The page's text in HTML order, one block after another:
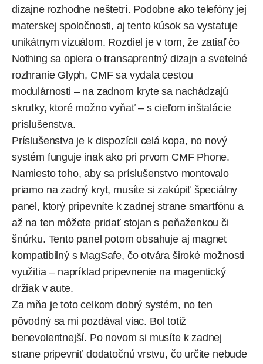
dizajne rozhodne neštetrí. Podobne ako telefóny jej
materskej spoločnosti, aj tento kúsok sa vystatuje
unikátnym vizuálom. Rozdiel je v tom, že zatiaľ čo
Nothing sa opiera o transaprentný dizajn a svetelné
rozhranie Glyph, CMF sa vydala cestou
modulárnosti – na zadnom kryte sa nachádzajú
skrutky, ktoré možno vyňať – s cieľom inštalácie
príslušenstva.
Príslušenstva je k dispozícii celá kopa, no nový
systém funguje inak ako pri prvom CMF Phone.
Namiesto toho, aby sa príslušenstvo montovalo
priamo na zadný kryt, musíte si zakúpiť špeciálny
panel, ktorý pripevníte k zadnej strane smartfónu a
až na ten môžete pridať stojan s peňaženkou či
šnúrku. Tento panel potom obsahuje aj magnet
kompatibilný s MagSafe, čo otvára široké možnosti
využitia – napríklad pripevnenie na magentický
držiak v aute.
Za mňa je toto celkom dobrý systém, no ten
pôvodný sa mi pozdával viac. Bol totiž
benevolentnejší. Po novom si musíte k zadnej
strane pripevniť dodatočnú vrstvu, čo určite nebude